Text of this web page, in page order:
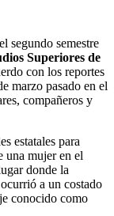
segundo semestre
Superiores de
con los reportes
marzo pasado en el
compañeros y
estatales para
una mujer en el
donde la
a un costado
conocido como